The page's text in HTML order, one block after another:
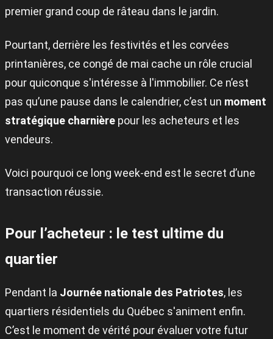
premier grand coup de râteau dans le jardin.
Pourtant, derrière les festivités et les corvées
printanières, ce congé de mai cache un rôle crucial
pour quiconque s'intéresse à l'immobilier. Ce n’est
pas qu’une pause dans le calendrier, c’est un moment
stratégique charnière pour les acheteurs et les
vendeurs.
Voici pourquoi ce long week-end est le secret d’une
transaction réussie.
Pour l’acheteur : le test ultime du
quartier
Pendant la Journée nationale des Patriotes, les
quartiers résidentiels du Québec s'animent enfin.
C’est le moment de vérité pour évaluer votre futur